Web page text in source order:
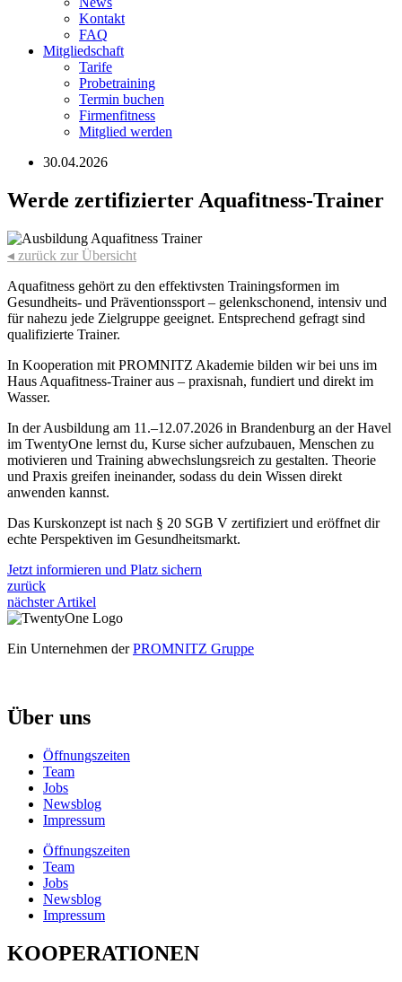
Kontakt
FAQ
Mitgliedschaft
Tarife
Probetraining
Termin buchen
Firmenfitness
Mitglied werden
30.04.2026
Werde zertifizierter Aquafitness-Trainer
◂ zurück zur Übersicht
Aquafitness gehört zu den effektivsten Trainingsformen im
Gesundheits- und Präventionssport – gelenkschonend, intensiv und
für nahezu jede Zielgruppe geeignet. Entsprechend gefragt sind
qualifizierte Trainer.
In Kooperation mit PROMNITZ Akademie bilden wir bei uns im
Haus Aquafitness-Trainer aus – praxisnah, fundiert und direkt im
Wasser.
In der Ausbildung am 11.–12.07.2026 in Brandenburg an der Havel
im TwentyOne lernst du, Kurse sicher aufzubauen, Menschen zu
motivieren und Training abwechslungsreich zu gestalten. Theorie
und Praxis greifen ineinander, sodass du dein Wissen direkt
anwenden kannst.
Das Kurskonzept ist nach § 20 SGB V zertifiziert und eröffnet dir
echte Perspektiven im Gesundheitsmarkt.
Jetzt informieren und Platz sichern
zurück
nächster Artikel
Ein Unternehmen derPROMNITZ Gruppe
Über uns
Öffnungszeiten
Team
Jobs
Newsblog
Impressum
Öffnungszeiten
Team
Jobs
Newsblog
Impressum
KOOPERATIONEN